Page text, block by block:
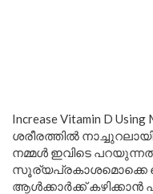
Increase Vitamin D
ശരീരത്തിൽ
നമ്മൾ ഇവിടെ
സൂര്യപ്രകാശമൊക്കെ
ആൾക്കാർക്ക്